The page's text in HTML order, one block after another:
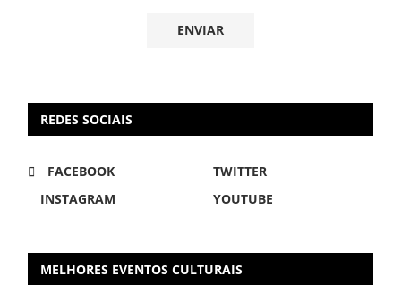
REDES SOCIAIS
FACEBOOK
TWITTER
INSTAGRAM
YOUTUBE
MELHORES EVENTOS CULTURAIS